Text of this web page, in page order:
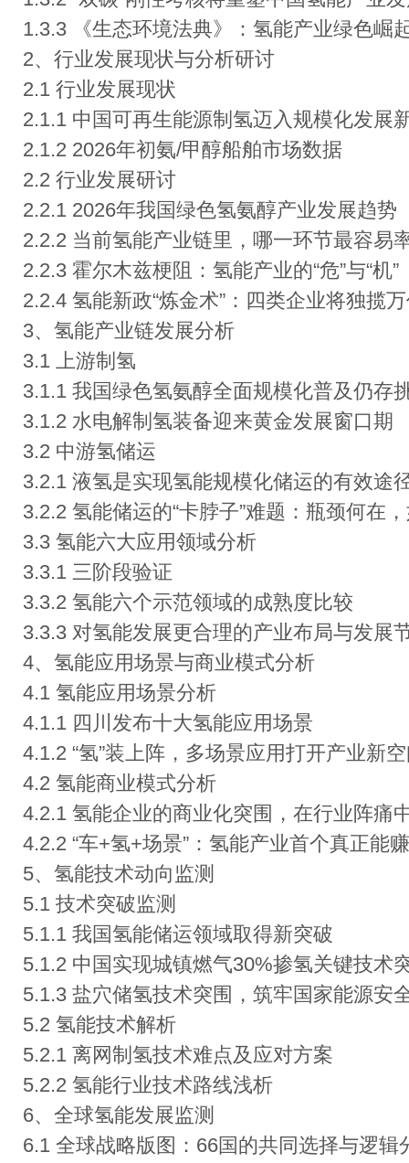
1.3.3 《生态环境法典》：氢能产业绿色崛
2、行业发展现状与分析研讨
2.1 行业发展现状
2.1.1 中国可再生能源制氢迈入规模化发展
2.1.2 2026年初氨/甲醇船舶市场数据
2.2 行业发展研讨
2.2.1 2026年我国绿色氢氨醇产业发展趋势
2.2.2 当前氢能产业链里，哪一环节最容易
2.2.3 霍尔木兹梗阻：氢能产业的“危”与“机”
2.2.4 氢能新政“炼金术”：四类企业将独揽
3、氢能产业链发展分析
3.1 上游制氢
3.1.1 我国绿色氢氨醇全面规模化普及仍存
3.1.2 水电解制氢装备迎来黄金发展窗口期
3.2 中游氢储运
3.2.1 液氢是实现氢能规模化储运的有效途
3.2.2 氢能储运的“卡脖子”难题：瓶颈何在
3.3 氢能六大应用领域分析
3.3.1 三阶段验证
3.3.2 氢能六个示范领域的成熟度比较
3.3.3 对氢能发展更合理的产业布局与发展
4、氢能应用场景与商业模式分析
4.1 氢能应用场景分析
4.1.1 四川发布十大氢能应用场景
4.1.2 “氢”装上阵，多场景应用打开产业新
4.2 氢能商业模式分析
4.2.1 氢能企业的商业化突围，在行业阵痛
4.2.2 “车+氢+场景”：氢能产业首个真正能
5、氢能技术动向监测
5.1 技术突破监测
5.1.1 我国氢能储运领域取得新突破
5.1.2 中国实现城镇燃气30%掺氢关键技术
5.1.3 盐穴储氢技术突围，筑牢国家能源安
5.2 氢能技术解析
5.2.1 离网制氢技术难点及应对方案
5.2.2 氢能行业技术路线浅析
6、全球氢能发展监测
6.1 全球战略版图：66国的共同选择与逻辑